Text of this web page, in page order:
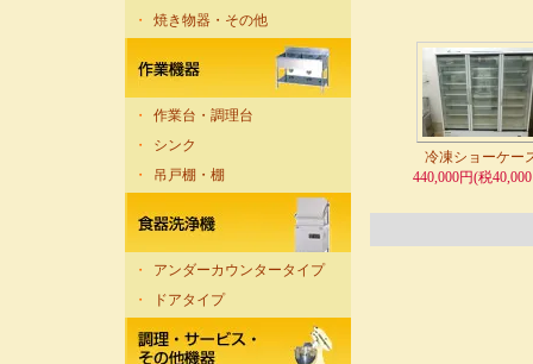
・
焼き物器・その他
・
作業台・調理台
・
シンク
・
吊戸棚・棚
・
アンダーカウンタータイプ
・
ドアタイプ
冷凍ショーケー
440,000円(税